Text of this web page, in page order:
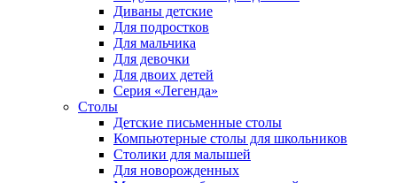
Диваны детские
Для подростков
Для мальчика
Для девочки
Для двоих детей
Серия «Легенда»
Столы
Детские письменные столы
Компьютерные столы для школьников
Столики для малышей
Для новорожденных